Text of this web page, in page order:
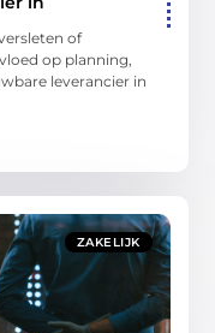
of
op planning,
leverancier in
ZAKELIJK